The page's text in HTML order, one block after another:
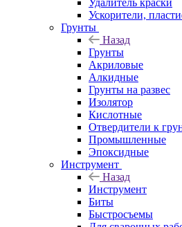
Удалитель краски
Ускорители,
Грунты
Назад
Грунты
Акриловые
Алкидные
Грунты на развес
Изолятор
Кислотные
Отвердители к
Промышленные
Эпоксидные
Инструмент
Назад
Инструмент
Биты
Быстросъемы